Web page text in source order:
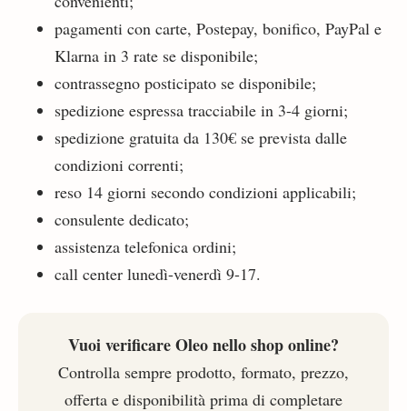
pagamenti con carte, Postepay, bonifico, PayPal e
Klarna in 3 rate se disponibile;
contrassegno posticipato se disponibile;
spedizione espressa tracciabile in 3-4 giorni;
spedizione gratuita da 130€ se prevista dalle
condizioni correnti;
reso 14 giorni secondo condizioni applicabili;
consulente dedicato;
assistenza telefonica ordini;
call center lunedì-venerdì 9-17.
Vuoi verificare Oleo nello shop online?
Controlla sempre prodotto, formato, prezzo,
offerta e disponibilità prima di completare